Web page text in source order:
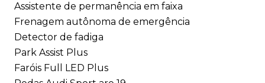
Assistente de permanência em faixa
Frenagem autônoma de emergência
Detector de fadiga
Park Assist Plus
Faróis Full LED Plus